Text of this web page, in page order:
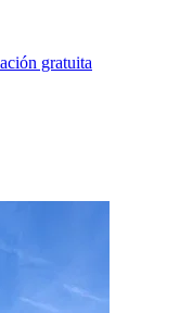
gratuita